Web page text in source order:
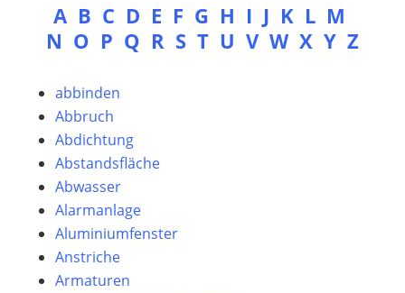
A B C D E F G H I J K L M
N O P Q R S T U V W X Y Z
abbinden
Abbruch
Abdichtung
Abstandsfläche
Abwasser
Alarmanlage
Aluminiumfenster
Anstriche
Armaturen